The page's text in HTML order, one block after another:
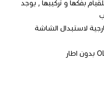
بفكها و تركيبها , يوجد
لاستبدال الشاشة